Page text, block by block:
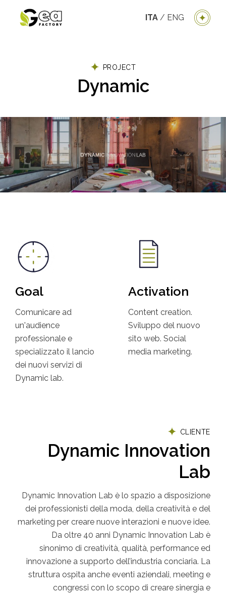
ITA/ ENG
PROJECT
Dynamic
Goal
Comunicare ad
un'audience
professionale e
specializzato il lancio
dei nuovi servizi di
Dynamic lab.
Activation
Content creation.
Sviluppo del nuovo
sito web. Social
media marketing.
CLIENTE
Dynamic Innovation
Lab
Dynamic Innovation Lab è lo spazio a disposizione
dei professionisti della moda, della creatività e del
marketing per creare nuove interazioni e nuove idee.
Da oltre 40 anni Dynamic Innovation Lab è
sinonimo di creatività, qualità, performance ed
innovazione a supporto dell’industria conciaria. La
struttura ospita anche eventi aziendali, meeting e
congressi con lo scopo di creare sinergia e